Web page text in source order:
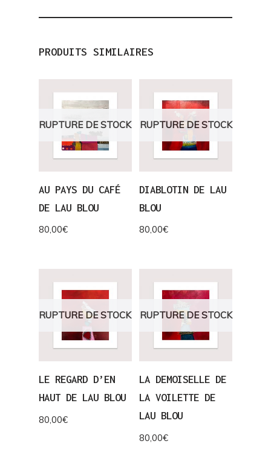
PRODUITS SIMILAIRES
RUPTURE DE STOCK
AU PAYS DU CAFÉ
DE LAU BLOU
80,00€
RUPTURE DE STOCK
DIABLOTIN DE LAU
BLOU
80,00€
RUPTURE DE STOCK
LE REGARD D’EN
HAUT DE LAU BLOU
80,00€
RUPTURE DE STOCK
LA DEMOISELLE DE
LA VOILETTE DE
LAU BLOU
80,00€